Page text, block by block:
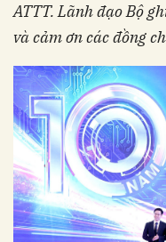
ATTT. Lãnh đạo Bộ
và cảm ơn các đồng